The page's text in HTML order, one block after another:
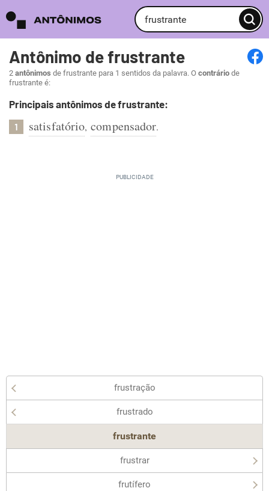
Antônimo de frustrante
2 antônimos de frustrante para 1 sentidos da palavra. O contrário de
frustrante é:
Principais antônimos de frustrante:
1 satisfatório, compensador.
frustração
frustrado
frustrante
frustrar
frutífero